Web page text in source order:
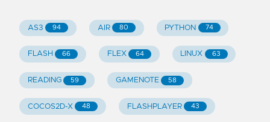
AS3 94 AIR 80 PYTHON 74
FLASH 66 FLEX 64 LINUX 63
READING 59 GAMENOTE 58
COCOS2D-X 48 FLASHPLAYER 43